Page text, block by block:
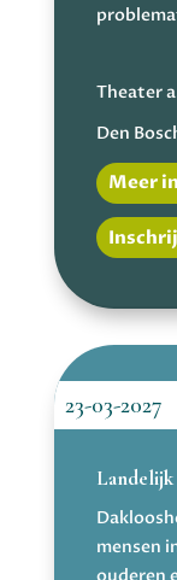
Theater
Den
Meer
23-03-2027
mensen